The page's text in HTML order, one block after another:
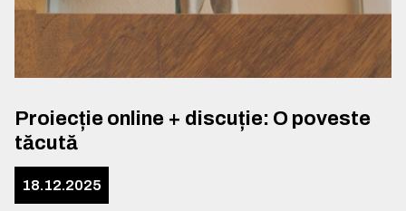
Proiecție online + discuție: O poveste
tăcută
18.12.2025